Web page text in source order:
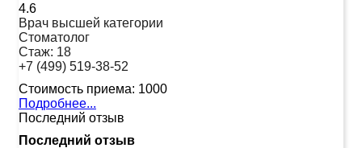
4.6
Врач высшей категории
Стоматолог
Стаж: 18
+7 (499) 519-38-52
Стоимость приема: 1000
Подробнее...
Последний отзыв
Последний отзыв